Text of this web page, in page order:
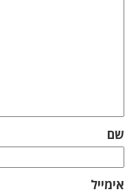
שם
אימייל